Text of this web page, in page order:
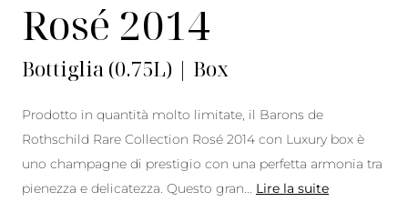
Rosé 2014
Bottiglia (0.75L) | Box
Prodotto in quantità molto limitate, il Barons de
Rothschild Rare Collection Rosé 2014 con Luxury box è
uno champagne di prestigio con una perfetta armonia tra
pienezza e delicatezza. Questo gran
Lire la suite